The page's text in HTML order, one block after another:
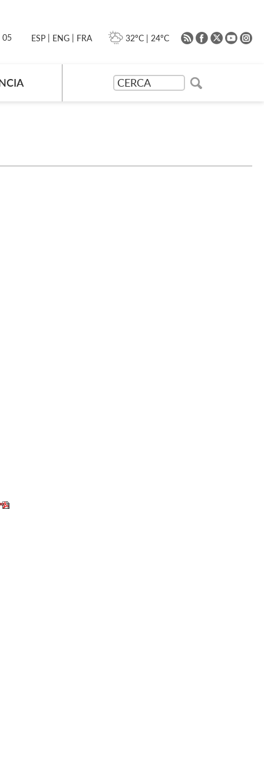
05 ESP | ENG | FRA 32ºC | 24ºC